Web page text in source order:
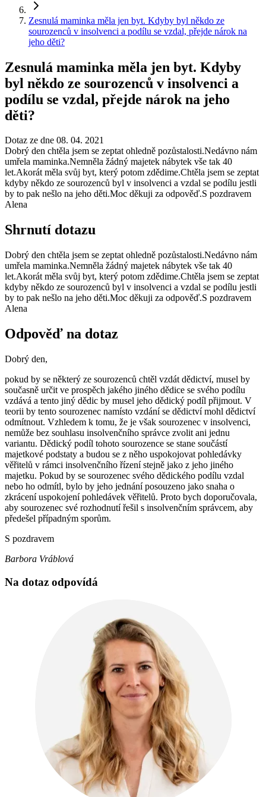
Zesnulá maminka měla jen byt. Kdyby byl někdo ze
sourozenců v insolvenci a podílu se vzdal, přejde nárok na
jeho děti?
Zesnulá maminka měla jen byt. Kdyby
byl někdo ze sourozenců v insolvenci a
podílu se vzdal, přejde nárok na jeho
děti?
Dotaz ze dne 08. 04. 2021
Dobrý den chtěla jsem se zeptat ohledně pozůstalosti.Nedávno nám
umřela maminka.Nemněla žádný majetek nábytek vše tak 40
let.Akorát měla svůj byt, který potom zdědime.Chtěla jsem se zeptat
kdyby někdo ze sourozenců byl v insolvenci a vzdal se podílu jestli
by to pak nešlo na jeho děti.Moc děkuji za odpověď.S pozdravem
Alena
Shrnutí dotazu
Dobrý den chtěla jsem se zeptat ohledně pozůstalosti.Nedávno nám
umřela maminka.Nemněla žádný majetek nábytek vše tak 40
let.Akorát měla svůj byt, který potom zdědime.Chtěla jsem se zeptat
kdyby někdo ze sourozenců byl v insolvenci a vzdal se podílu jestli
by to pak nešlo na jeho děti.Moc děkuji za odpověď.S pozdravem
Alena
Odpověď na dotaz
Dobrý den,
pokud by se některý ze sourozenců chtěl vzdát dědictví, musel by
současně určit ve prospěch jakého jiného dědice se svého podílu
vzdává a tento jiný dědic by musel jeho dědický podíl přijmout. V
teorii by tento sourozenec namísto vzdání se dědictví mohl dědictví
odmítnout. Vzhledem k tomu, že je však sourozenec v insolvenci,
nemůže bez souhlasu insolvenčního správce zvolit ani jednu
variantu. Dědický podíl tohoto sourozence se stane součástí
majetkové podstaty a budou se z něho uspokojovat pohledávky
věřitelů v rámci insolvenčního řízení stejně jako z jeho jiného
majetku. Pokud by se sourozenec svého dědického podílu vzdal
nebo ho odmítl, bylo by jeho jednání posouzeno jako snaha o
zkrácení uspokojení pohledávek věřitelů. Proto bych doporučovala,
aby sourozenec své rozhodnutí řešil s insolvenčním správcem, aby
předešel případným sporům.
S pozdravem
Barbora Vráblová
Na dotaz odpovídá